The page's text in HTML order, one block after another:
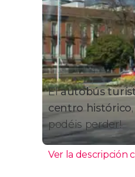
Elautobús
centro histórico
podéis perder!
Ver la descripción